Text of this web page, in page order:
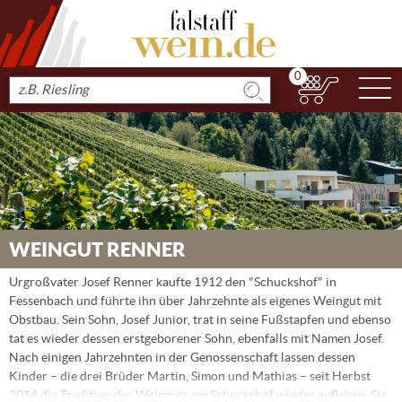
Produkt
suchen
0
WEINGUT RENNER
Urgroßvater Josef Renner kaufte 1912 den "Schuckshof" in
Fessenbach und führte ihn über Jahrzehnte als eigenes Weingut mit
Obstbau. Sein Sohn, Josef Junior, trat in seine Fußstapfen und ebenso
tat es wieder dessen erstgeborener Sohn, ebenfalls mit Namen Josef.
Nach einigen Jahrzehnten in der Genossenschaft lassen dessen
Kinder – die drei Brüder Martin, Simon und Mathias – seit Herbst
2014 die Tradition des Weinguts am Schuckshof wieder aufleben. Sie